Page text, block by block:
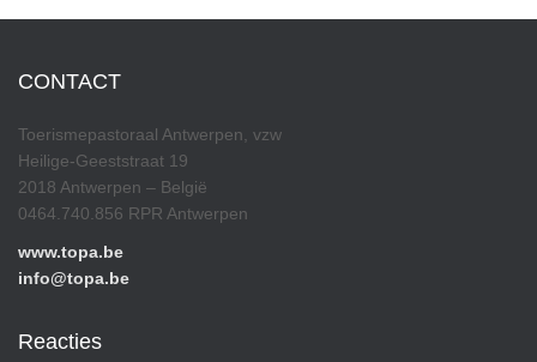
CONTACT
Toerismepastoraal Antwerpen, vzw
Heilige-Geeststraat 19
2018 Antwerpen – België
0464.740.856 RPR Antwerpen
www.topa.be
info@topa.be
Reacties